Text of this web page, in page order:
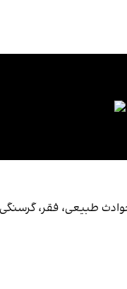
حوادث طبیعی، فقر،